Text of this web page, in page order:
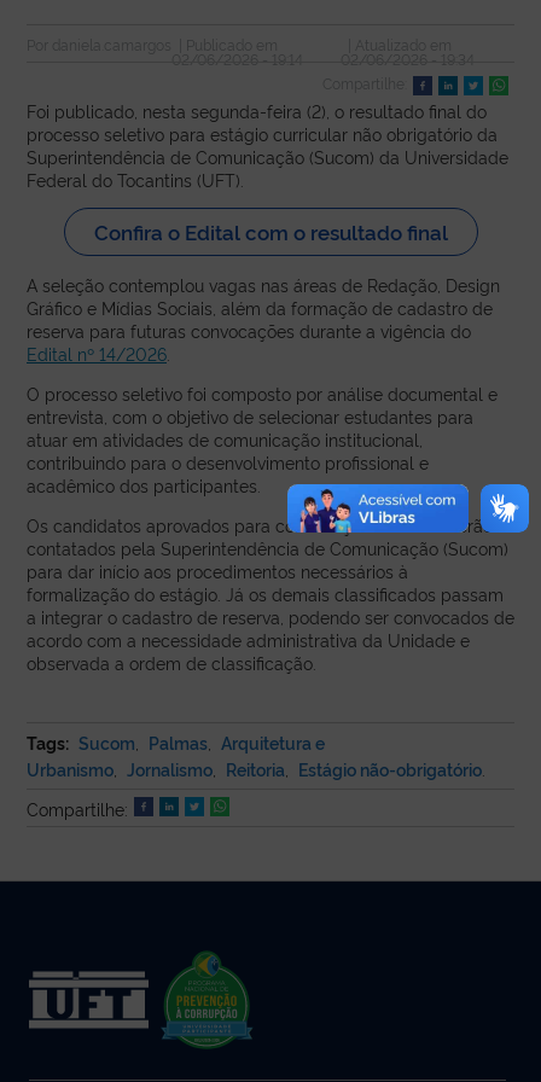
Por | Publicado em
02/06/2026 - 19:14
| Atualizado em
02/06/2026 - 19:34
Compartilhe:
Foi publicado, nesta segunda-feira (2), o resultado final do
processo seletivo para estágio curricular não obrigatório da
Superintendência de Comunicação (Sucom) da Universidade
Federal do Tocantins (UFT).
Confira o Edital com o resultado final
A seleção contemplou vagas nas áreas de Redação, Design
Gráfico e Mídias Sociais, além da formação de cadastro de
reserva para futuras convocações durante a vigência do
Edital nº 14/2026
O processo seletivo foi composto por análise documental e
entrevista, com o objetivo de selecionar estudantes para
atuar em atividades de comunicação institucional,
contribuindo para o desenvolvimento profissional e
acadêmico dos participantes.
Os candidatos aprovados para contratação imediata serão
contatados pela Superintendência de Comunicação (Sucom)
para dar início aos procedimentos necessários à
formalização do estágio. Já os demais classificados passam
a integrar o cadastro de reserva, podendo ser convocados de
acordo com a necessidade administrativa da Unidade e
observada a ordem de classificação.
Tags: Sucom Palmas Arquitetura e
Urbanismo Jornalismo Reitoria Estágio não-obrigatório
Compartilhe: